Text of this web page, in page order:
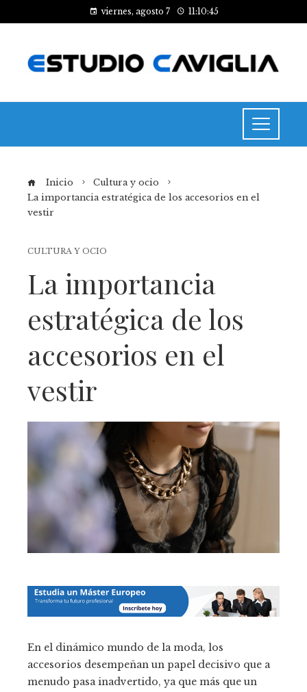
viernes, agosto 7 11:10:45
Inicio
Cultura y ocio
La importancia estratégica de los accesorios en el
vestir
CULTURA Y OCIO
La importancia
estratégica de los
accesorios en el
vestir
En el dinámico mundo de la moda, los
accesorios desempeñan un papel decisivo que a
menudo pasa inadvertido, ya que más que un